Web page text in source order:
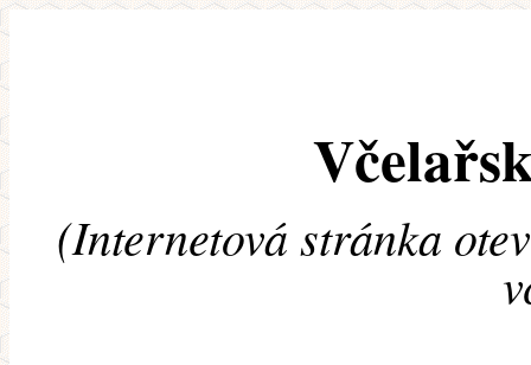
(Internetová stránka